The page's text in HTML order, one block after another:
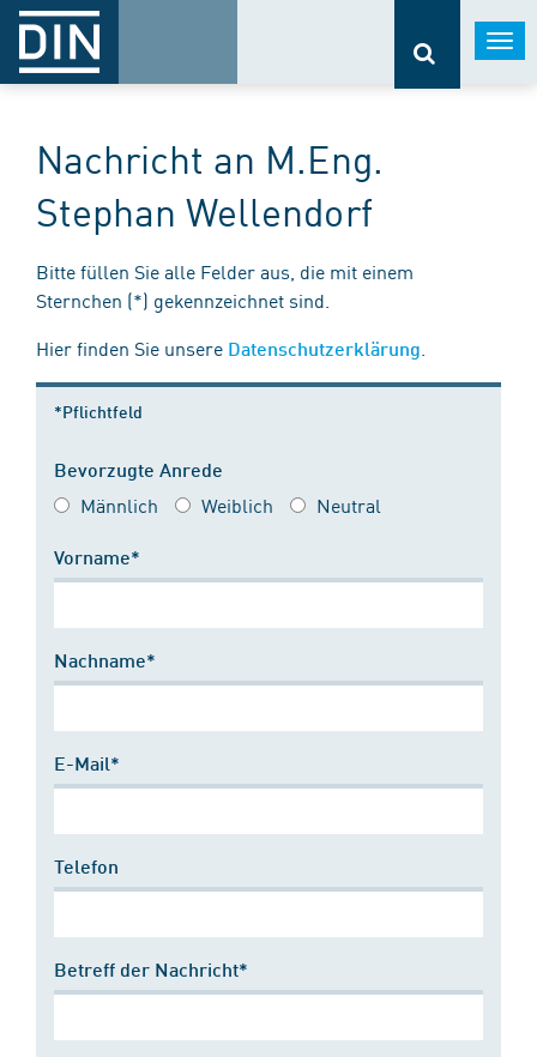
Nachricht an M.Eng.
Stephan Wellendorf
Bitte füllen Sie alle Felder aus, die mit einem
Sternchen (*) gekennzeichnet sind.
Hier finden Sie unsere Datenschutzerklärung
*Pflichtfeld
Bevorzugte Anrede
Männlich Weiblich Neutral
Vorname*
Nachname*
E-Mail*
Telefon
Betreff der Nachricht*